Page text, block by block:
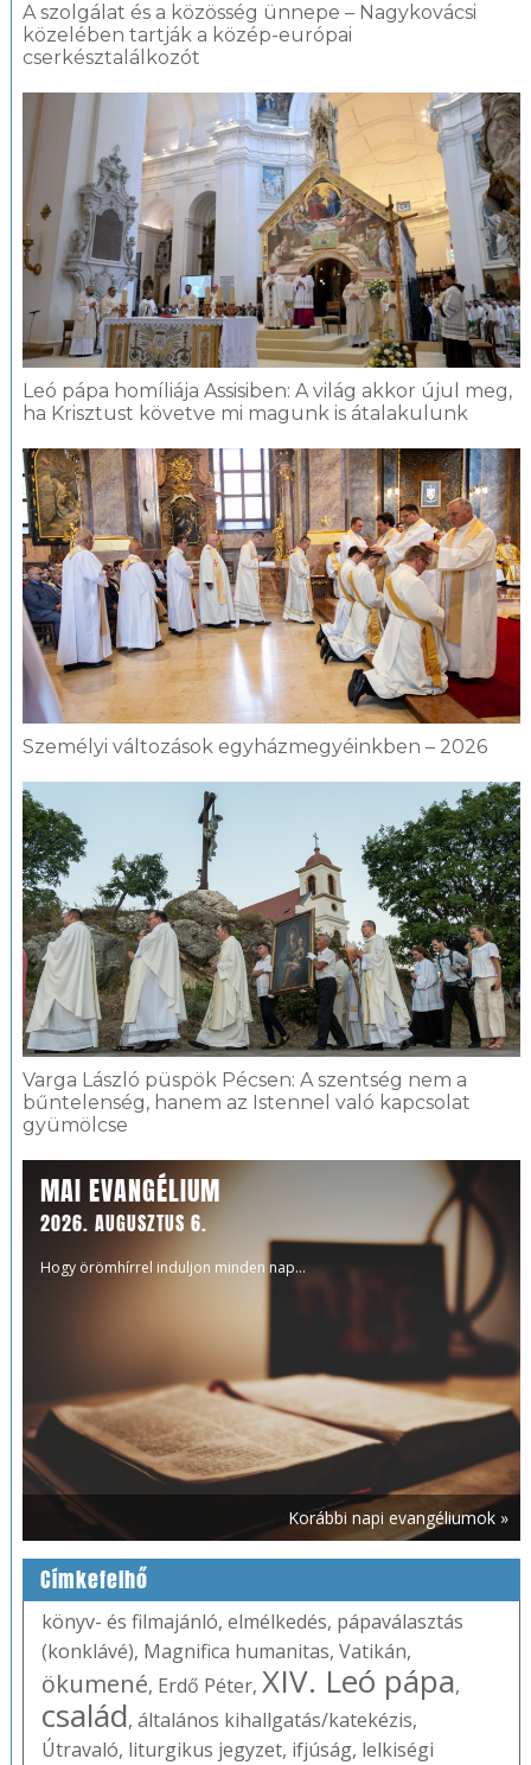
A szolgálat és a közösség ünnepe – Nagykovácsi
közelében tartják a közép-európai
cserkésztalálkozót
Leó pápa homíliája Assisiben: A világ akkor újul meg,
ha Krisztust követve mi magunk is átalakulunk
Személyi változások egyházmegyéinkben – 2026
Varga László püspök Pécsen: A szentség nem a
bűntelenség, hanem az Istennel való kapcsolat
gyümölcse
MAI EVANGÉLIUM
2026. AUGUSZTUS 6.
Hogy örömhírrel induljon minden nap...
Korábbi napi evangéliumok »
Címkefelhő
könyv- és filmajánló, elmélkedés, pápaválasztás
(konklávé), Magnifica humanitas, Vatikán,
ökumené, Erdő Péter, XIV. Leó pápa,
család, általános kihallgatás/katekézis,
Útravaló, liturgikus jegyzet, ifjúság, lelkiségi